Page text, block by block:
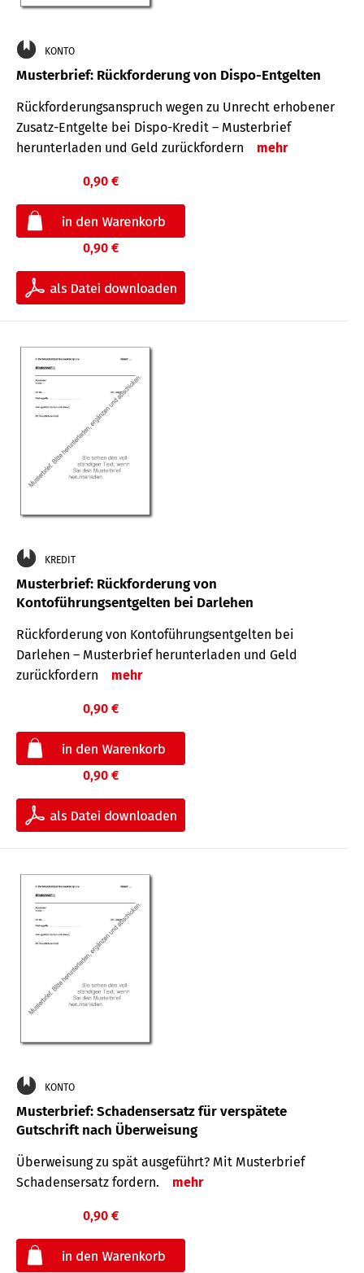
KONTO
Musterbrief: Rückforderung von Dispo-Entgelten
Rückforderungsanspruch wegen zu Unrecht erhobener
Zusatz-Entgelte bei Dispo-Kredit – Musterbrief
herunterladen und Geld zurückfordern
mehr
0,90 €
0,90 €
KREDIT
Musterbrief: Rückforderung von
Kontoführungsentgelten bei Darlehen
Rückforderung von Kontoführungsentgelten bei
Darlehen – Musterbrief herunterladen und Geld
zurückfordern
mehr
0,90 €
0,90 €
KONTO
Musterbrief: Schadensersatz für verspätete
Gutschrift nach Überweisung
Überweisung zu spät ausgeführt? Mit Musterbrief
Schadensersatz fordern.
mehr
0,90 €